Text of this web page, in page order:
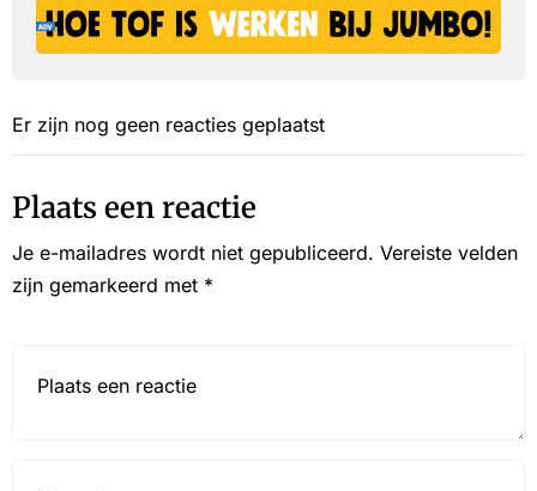
Er zijn nog geen reacties geplaatst
Plaats een reactie
Je e-mailadres wordt niet gepubliceerd. Vereiste velden
zijn gemarkeerd met *